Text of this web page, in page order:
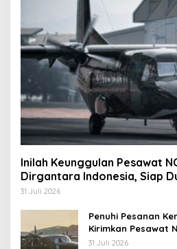
Inilah Keunggulan Pesawat
Dirgantara Indonesia, Siap
Operasi TNI
31 Juli 2026
Penuhi Pesanan
Kirimkan Pesawat
AU
31 Juli 2026